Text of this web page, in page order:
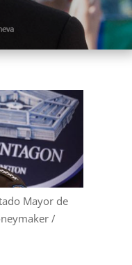
Mayor de
/